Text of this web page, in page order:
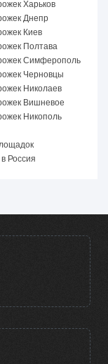
Харьков
Днепр
Киев
Полтава
Симферополь
Черновцы
Николаев
Вишневое
Никополь
Россия